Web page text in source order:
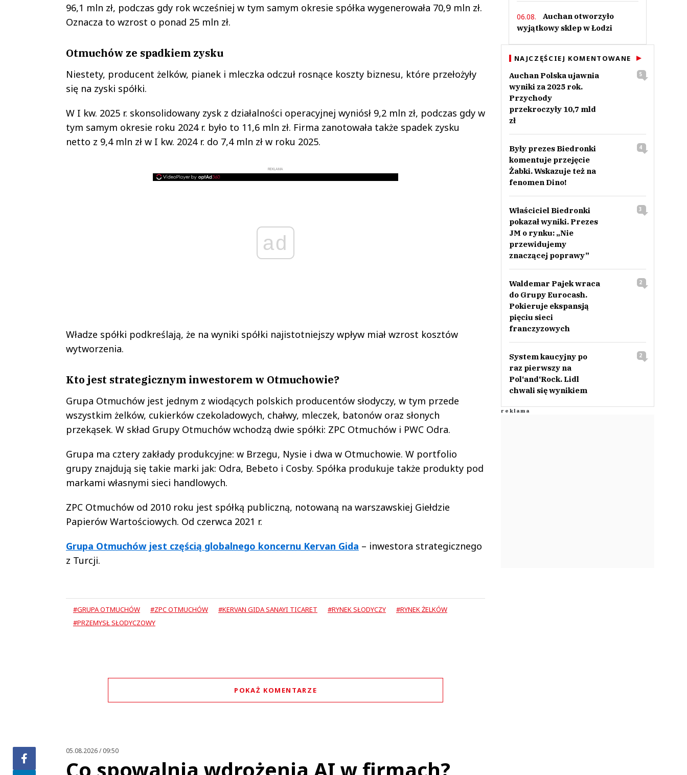
96,1 mln zł, podczas gdy rok wcześniej w tym samym okresie spółka wygenerowała 70,9 mln zł.
Oznacza to wzrost o ponad 25 mln zł.
Otmuchów ze spadkiem zysku
Niestety, producent żelków, pianek i mleczka odczuł rosnące koszty biznesu, które przełożyły
się na zyski spółki.
W I kw. 2025 r. skonsolidowany zysk z działalności operacyjnej wyniósł 9,2 mln zł, podczas gdy w
tym samym okresie roku 2024 r. było to 11,6 mln zł. Firma zanotowała także spadek zysku
netto z 9,4 mln zł w I kw. 2024 r. do 7,4 mln zł w roku 2025.
REKLAMA
ad
Władze spółki podkreślają, że na wyniki spółki najistotniejszy wpływ miał wzrost kosztów
wytworzenia.
Kto jest strategicznym inwestorem w Otmuchowie?
Grupa Otmuchów jest jednym z wiodących polskich producentów słodyczy, w tym przede
wszystkim żelków, cukierków czekoladowych, chałwy, mleczek, batonów oraz słonych
przekąsek. W skład Grupy Otmuchów wchodzą dwie spółki: ZPC Otmuchów i PWC Odra.
Grupa ma cztery zakłady produkcyjne: w Brzegu, Nysie i dwa w Otmuchowie. W portfolio
grupy znajdują się takie marki jak: Odra, Bebeto i Cosby. Spółka produkuje także produkty pod
markami własnymi sieci handlowych.
ZPC Otmuchów od 2010 roku jest spółką publiczną, notowaną na warszawskiej Giełdzie
Papierów Wartościowych. Od czerwca 2021 r.
Grupa Otmuchów jest częścią globalnego koncernu Kervan Gida – inwestora strategicznego
z Turcji.
#GRUPA OTMUCHÓW #ZPC OTMUCHÓW #KERVAN GIDA SANAYI TICARET #RYNEK SŁODYCZY
#RYNEK ŻELKÓW
#PRZEMYSŁ SŁODYCZOWY
POKAŻ KOMENTARZE
06.08.
Auchan otworzyło
wyjątkowy sklep w Łodzi
NAJCZĘŚCIEJ KOMENTOWANE
Auchan Polska ujawnia
wyniki za 2025 rok.
Przychody
przekroczyły 10,7 mld
zł
5
Były prezes Biedronki
komentuje przejęcie
Żabki. Wskazuje też na
fenomen Dino!
4
Właściciel Biedronki
pokazał wyniki. Prezes
JM o rynku: „Nie
przewidujemy
znaczącej poprawy”
3
Waldemar Pajek wraca
do Grupy Eurocash.
Pokieruje ekspansją
pięciu sieci
franczyzowych
2
System kaucyjny po
raz pierwszy na
Pol‘and‘Rock. Lidl
chwali się wynikiem
2
05.08.2026 / 09:50
Co spowalnia wdrożenia AI w firmach?